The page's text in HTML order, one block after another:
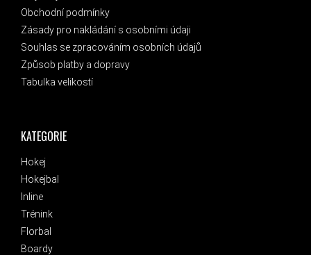
KATEGORIE
Hokej
Hokejbal
Inline
Trénink
Florbal
Boardy
Obchodní podmínky
Zásady pro nakládání s osobními údaji
Souhlas se zpracováním osobních údajů
Způsob platby a dopravy
Tabulka velikostí